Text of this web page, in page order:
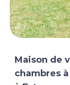
Maison de
chambres